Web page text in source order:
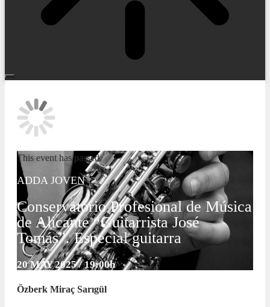
This event has passed.
ADDA JOVEN
Conservatorio Profesional de Música
de Alicante “Guitarrista José
Tomás”. Especial guitarra
20 MAY 2025 / 19:00h
Özberk Miraç Sarıgül